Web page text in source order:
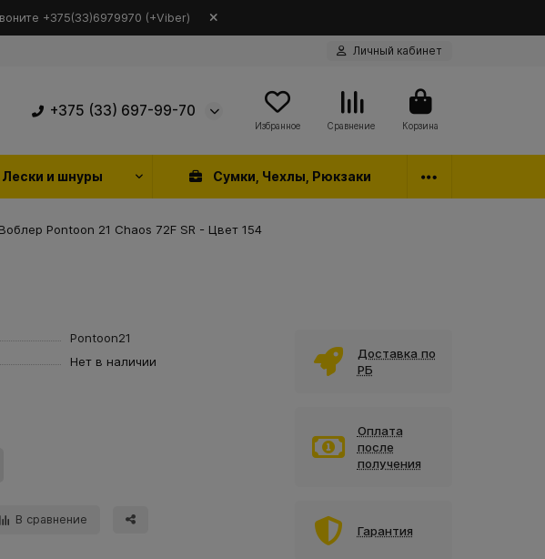
+375(33)6979970 (+Viber)
Личный кабинет
+375 (33) 697-99-70
Избранное Сравнение Корзина
Лески и шнуры Сумки, Чехлы, Рюкзаки
Воблер Pontoon 21 Chaos 72F SR - Цвет 154
Pontoon21
Нет в наличии
В сравнение
Доставка по
РБ
Оплата
после
получения
Гарантия